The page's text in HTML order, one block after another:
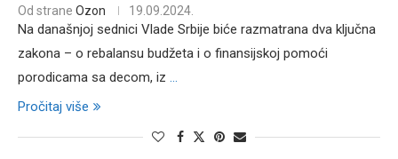
Od strane Ozon 19.09.2024.
Na današnjoj sednici Vlade Srbije biće razmatrana dva ključna
zakona – o rebalansu budžeta i o finansijskoj pomoći
porodicama sa decom, iz ...
Pročitaj više